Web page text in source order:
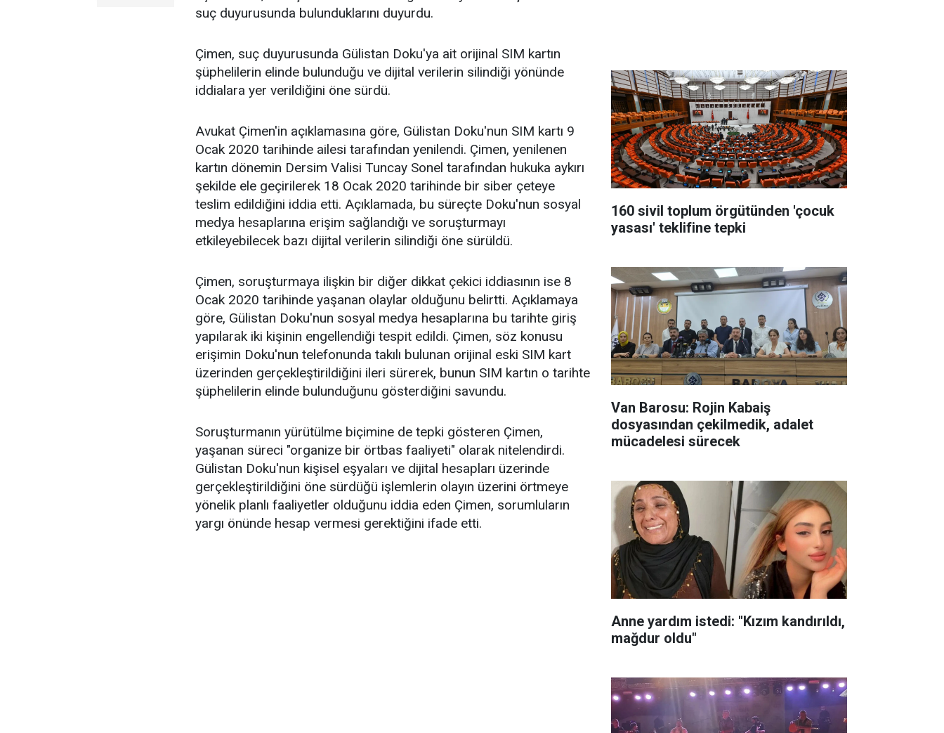
suç duyurusunda bulunduklarını duyurdu.
Çimen, suç duyurusunda Gülistan Doku'ya ait orijinal SIM kartın
şüphelilerin elinde bulunduğu ve dijital verilerin silindiği yönünde
iddialara yer verildiğini öne sürdü.
Avukat Çimen'in açıklamasına göre, Gülistan Doku'nun SIM kartı 9
Ocak 2020 tarihinde ailesi tarafından yenilendi. Çimen, yenilenen
kartın dönemin Dersim Valisi Tuncay Sonel tarafından hukuka aykırı
şekilde ele geçirilerek 18 Ocak 2020 tarihinde bir siber çeteye
teslim edildiğini iddia etti. Açıklamada, bu süreçte Doku'nun sosyal
medya hesaplarına erişim sağlandığı ve soruşturmayı
etkileyebilecek bazı dijital verilerin silindiği öne sürüldü.
Çimen, soruşturmaya ilişkin bir diğer dikkat çekici iddiasının ise 8
Ocak 2020 tarihinde yaşanan olaylar olduğunu belirtti. Açıklamaya
göre, Gülistan Doku'nun sosyal medya hesaplarına bu tarihte giriş
yapılarak iki kişinin engellendiği tespit edildi. Çimen, söz konusu
erişimin Doku'nun telefonunda takılı bulunan orijinal eski SIM kart
üzerinden gerçekleştirildiğini ileri sürerek, bunun SIM kartın o tarihte
şüphelilerin elinde bulunduğunu gösterdiğini savundu.
Soruşturmanın yürütülme biçimine de tepki gösteren Çimen,
yaşanan süreci "organize bir örtbas faaliyeti" olarak nitelendirdi.
Gülistan Doku'nun kişisel eşyaları ve dijital hesapları üzerinde
gerçekleştirildiğini öne sürdüğü işlemlerin olayın üzerini örtmeye
yönelik planlı faaliyetler olduğunu iddia eden Çimen, sorumluların
yargı önünde hesap vermesi gerektiğini ifade etti.
160 sivil toplum örgütünden 'çocuk
yasası' teklifine tepki
Van Barosu: Rojin Kabaiş
dosyasından çekilmedik, adalet
mücadelesi sürecek
Anne yardım istedi: "Kızım kandırıldı,
mağdur oldu"